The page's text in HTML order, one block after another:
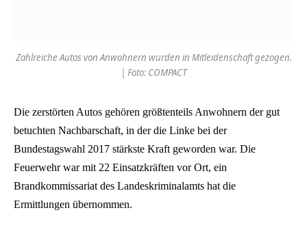
Zahlreiche Autos von Anwohnern wurden in Mitleidenschaft gezogen.
| Foto: COMPACT
Die zerstörten Autos gehören größtenteils Anwohnern der gut
betuchten Nachbarschaft, in der die Linke bei der
Bundestagswahl 2017 stärkste Kraft geworden war. Die
Feuerwehr war mit 22 Einsatzkräften vor Ort, ein
Brandkommissariat des Landeskriminalamts hat die
Ermittlungen übernommen.